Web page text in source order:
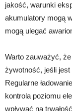
jakość, warunki
akumulatory mogą
mogą ulegać
Warto zauważyć,
żywotność, jeśli jest
Regularne
kontrola poziomu
wpływać na